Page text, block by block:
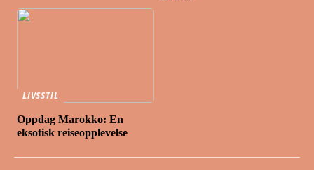
LIVSSTIL
Oppdag Marokko: En
eksotisk reiseopplevelse